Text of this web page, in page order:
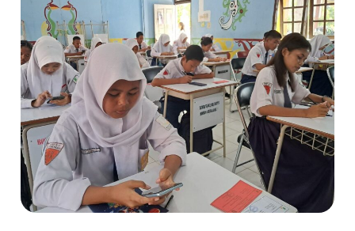
Deg-
degan
Jadi
Bahagia,
Inilah
Cerita
Siswa
Baru
SMKS
Gunajaya